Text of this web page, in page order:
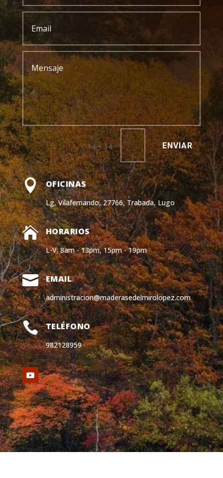
14 + 14= ENVIAR
 OFICINAS
Lg, Vilafernando, 27766, Trabada, Lugo
 HORARIOS
L-V: 8am - 13pm, 15pm - 19pm
 EMAIL
administracion@maderasedelmirolopez.com
 TELÉFONO
982128959